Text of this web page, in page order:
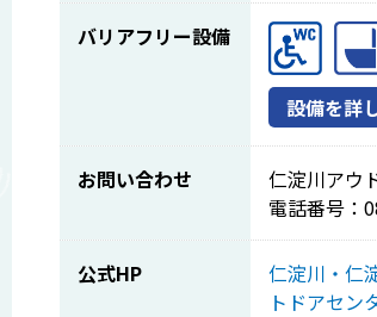
バリアフリー設備
設備を詳
お問い合わせ
仁淀川アウ
電話番号：
公式HP
仁淀川・仁
トドアセン